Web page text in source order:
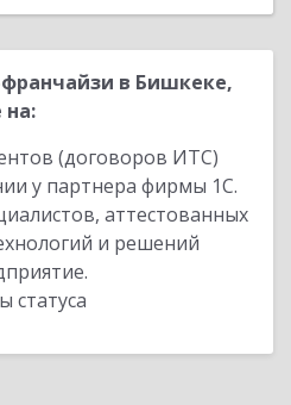
в Бишкеке,
на:
(договоров ИТС)
у партнера фирмы 1С.
аттестованных
и решений
статуса